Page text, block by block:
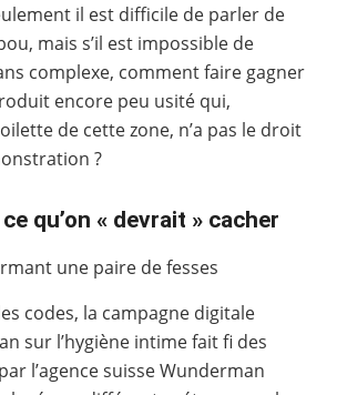
il est difficile de parler de
mais s’il est impossible de
complexe, comment faire gagner
encore peu usité qui,
de cette zone, n’a pas le droit
?
qu’on « devrait » cacher
codes, la campagne digitale
sur l’hygiène intime fait fi des
l’agence suisse Wunderman